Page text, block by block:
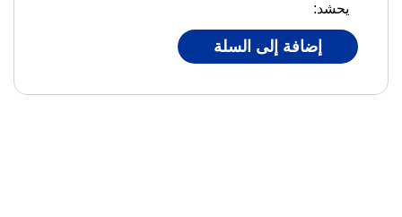
يحشد:
إضافة إلى السلة